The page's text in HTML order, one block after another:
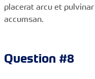
placerat arcu et
accumsan.
Question #8